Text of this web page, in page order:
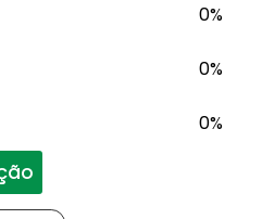
0%
0%
0%